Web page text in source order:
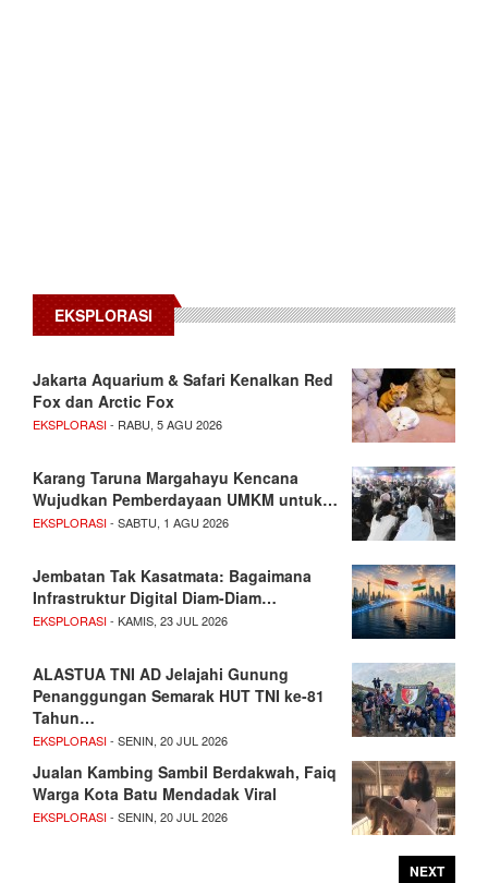
EKSPLORASI
Jakarta Aquarium & Safari Kenalkan Red
Fox dan Arctic Fox
EKSPLORASI- RABU, 5 AGU 2026
Karang Taruna Margahayu Kencana
Wujudkan Pemberdayaan UMKM untuk…
EKSPLORASI- SABTU, 1 AGU 2026
Jembatan Tak Kasatmata: Bagaimana
Infrastruktur Digital Diam-Diam…
EKSPLORASI- KAMIS, 23 JUL 2026
ALASTUA TNI AD Jelajahi Gunung
Penanggungan Semarak HUT TNI ke-81
Tahun…
EKSPLORASI- SENIN, 20 JUL 2026
Jualan Kambing Sambil Berdakwah, Faiq
Warga Kota Batu Mendadak Viral
EKSPLORASI- SENIN, 20 JUL 2026
NEXT